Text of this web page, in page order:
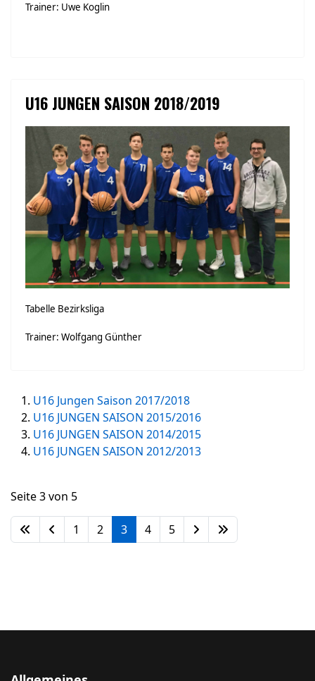
Trainer: Uwe Koglin
U16 JUNGEN SAISON 2018/2019
Tabelle Bezirksliga
Trainer: Wolfgang Günther
U16 Jungen Saison 2017/2018
U16 JUNGEN SAISON 2015/2016
U16 JUNGEN SAISON 2014/2015
U16 JUNGEN SAISON 2012/2013
Seite 3 von 5
1 2 3 4 5